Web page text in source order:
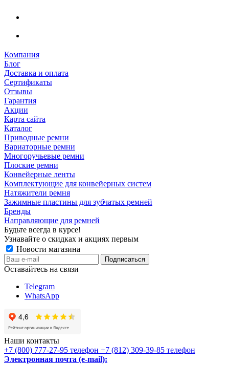
Компания
Блог
Доставка и оплата
Сертификаты
Отзывы
Гарантия
Акции
Карта сайта
Каталог
Приводные ремни
Вариаторные ремни
Многоручьевые ремни
Плоские ремни
Конвейерные ленты
Комплектующие для конвейерных систем
Натяжители ремня
Зажимные пластины для зубчатых ремней
Бренды
Направляющие для ремней
Будьте всегда в курсе!
Узнавайте о скидках и акциях первым
Новости магазина
Оставайтесь на связи
Telegram
WhatsApp
Наши контакты
+7 (800) 777-27-95 телефон +7 (812) 309-39-85 телефон
Электронная почта (e-mail):